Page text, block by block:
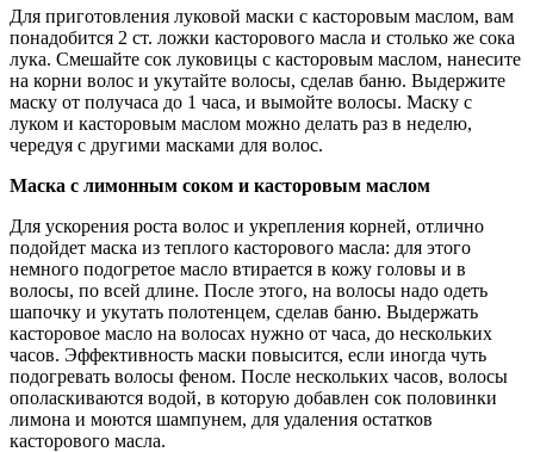
Для приготовления луковой маски с касторовым маслом, вам
понадобится 2 ст. ложки касторового масла и столько же сока
лука. Смешайте сок луковицы с касторовым маслом, нанесите
на корни волос и укутайте волосы, сделав баню. Выдержите
маску от получаса до 1 часа, и вымойте волосы. Маску с
луком и касторовым маслом можно делать раз в неделю,
чередуя с другими масками для волос.
Маска с лимонным соком и касторовым маслом
Для ускорения роста волос и укрепления корней, отлично
подойдет маска из теплого касторового масла: для этого
немного подогретое масло втирается в кожу головы и в
волосы, по всей длине. После этого, на волосы надо одеть
шапочку и укутать полотенцем, сделав баню. Выдержать
касторовое масло на волосах нужно от часа, до нескольких
часов. Эффективность маски повысится, если иногда чуть
подогревать волосы феном. После нескольких часов, волосы
ополаскиваются водой, в которую добавлен сок половинки
лимона и моются шампунем, для удаления остатков
касторового масла.